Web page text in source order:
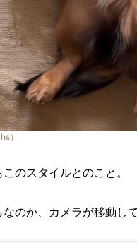
）
のスタイルとのこと。
のか、カメラが移動し